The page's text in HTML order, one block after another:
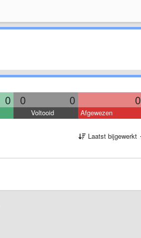
0 0 0 0
Voltooid Afgewezen
Laatst bijgewerkt